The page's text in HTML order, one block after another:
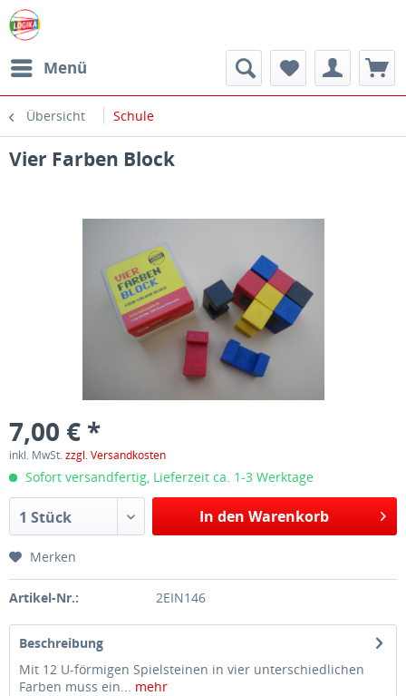
Menü
Übersicht Schule
Vier Farben Block
7,00 € *
inkl. MwSt.zzgl. Versandkosten
Sofort versandfertig, Lieferzeit ca. 1-3 Werktage
1 Stück In den Warenkorb
Merken
Artikel-Nr.: 2EIN146
Beschreibung
Mit 12 U-förmigen Spielsteinen in vier unterschiedlichen
Farben muss ein... mehr